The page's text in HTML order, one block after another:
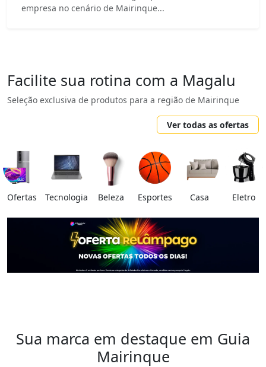
empresa no cenário de Mairinque...
Facilite sua rotina com a Magalu
Seleção exclusiva de produtos para a região de Mairinque
Ver todas as ofertas
Ofertas Tecnologia Beleza Esportes Casa Eletro
Sua marca em destaque em Guia
Mairinque